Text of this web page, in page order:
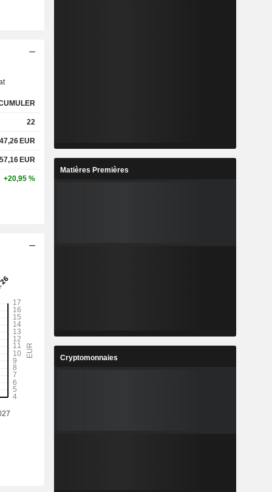
22
47,26 EUR
57,16 EUR
+20,95 %
Matières Premières
Cryptomonnaies